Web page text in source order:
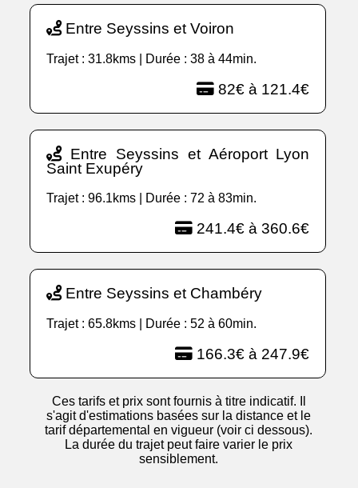
Entre Seyssins et Voiron
Trajet : 31.8kms | Durée : 38 à 44min.
82€ à 121.4€
Entre Seyssins et Aéroport Lyon
Saint Exupéry
Trajet : 96.1kms | Durée : 72 à 83min.
241.4€ à 360.6€
Entre Seyssins et Chambéry
Trajet : 65.8kms | Durée : 52 à 60min.
166.3€ à 247.9€
Ces tarifs et prix sont fournis à titre indicatif. Il
s'agit d'estimations basées sur la distance et le
tarif départemental en vigueur (voir ci dessous).
La durée du trajet peut faire varier le prix
sensiblement.